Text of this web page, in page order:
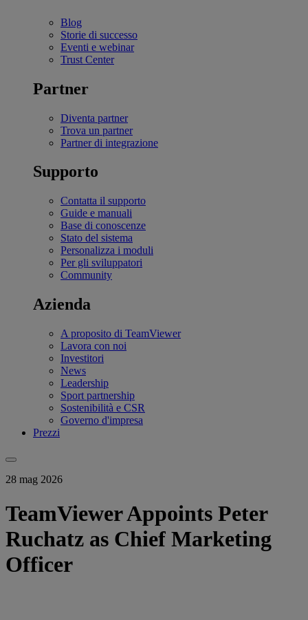
Blog
Storie di successo
Eventi e webinar
Trust Center
Partner
Diventa partner
Trova un partner
Partner di integrazione
Supporto
Contatta il supporto
Guide e manuali
Base di conoscenze
Stato del sistema
Personalizza i moduli
Per gli sviluppatori
Community
Azienda
A proposito di TeamViewer
Lavora con noi
Investitori
News
Leadership
Sport partnership
Sostenibilità e CSR
Governo d'impresa
Prezzi
28 mag 2026
TeamViewer Appoints Peter
Ruchatz as Chief Marketing
Officer